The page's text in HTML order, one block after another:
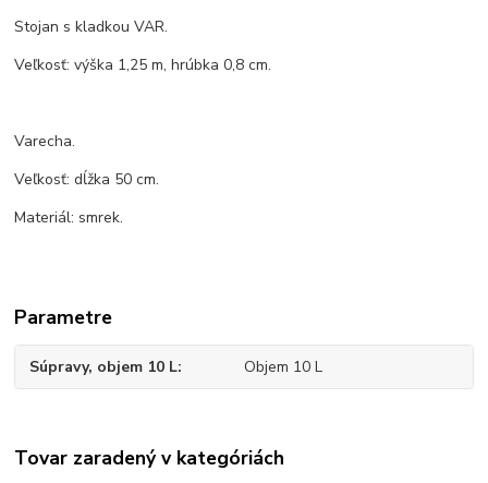
Stojan s kladkou VAR.
Veľkosť: výška 1,25 m, hrúbka 0,8 cm.
Varecha.
Veľkosť: dĺžka 50 cm.
Materiál: smrek.
Parametre
Súpravy, objem 10 L Objem 10 L
Tovar zaradený v kategóriách